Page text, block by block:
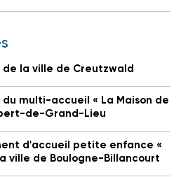
la ville de Creutzwald
multi-accueil « La Maison de
de-Grand-Lieu
d'accueil petite enfance «
ville de Boulogne-Billancourt